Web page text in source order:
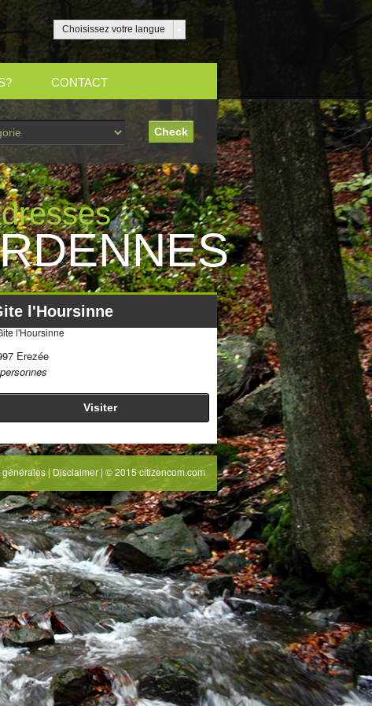
Choisissez votre langue
CONTACT
l'Hoursinne
Erezée
Visiter
| Disclaimer | © 2015 citizencom.com